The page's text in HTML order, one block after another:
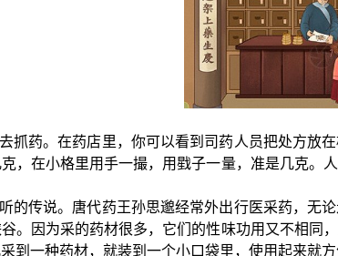
药。在药店里，你可以看到司药人员把处方放
，在小格里用手一撮，用戥子一量，准是几克
传说。唐代药王孙思邈经常外出行医采药，无
。因为采的药材很多，它们的性味功用又不相
到一种药材，就装到一个小口袋里，使用起来就方